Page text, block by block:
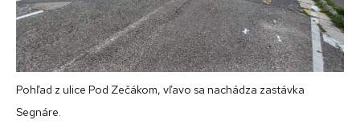
Pohľad z ulice Pod Zečákom, vľavo sa nachádza zastávka
Segnáre.